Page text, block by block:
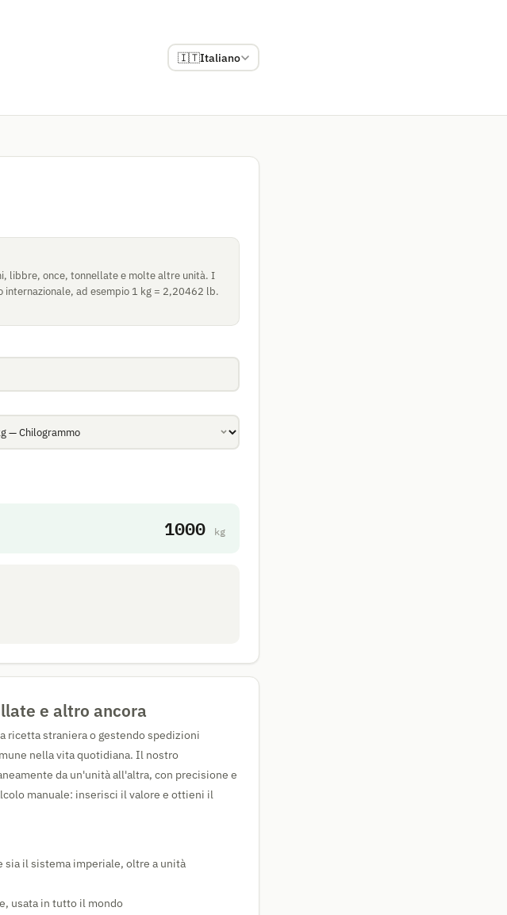
🇮🇹Italiano
libbre, once, tonnellate e molte altre unità. I
ad esempio 1 kg = 2,20462 lb.
1000 kg
e altro ancora
ricetta straniera o gestendo spedizioni
nella vita quotidiana. Il nostro
da un'unità all'altra, con precisione e
manuale: inserisci il valore e ottieni il
il sistema imperiale, oltre a unità
usata in tutto il mondo